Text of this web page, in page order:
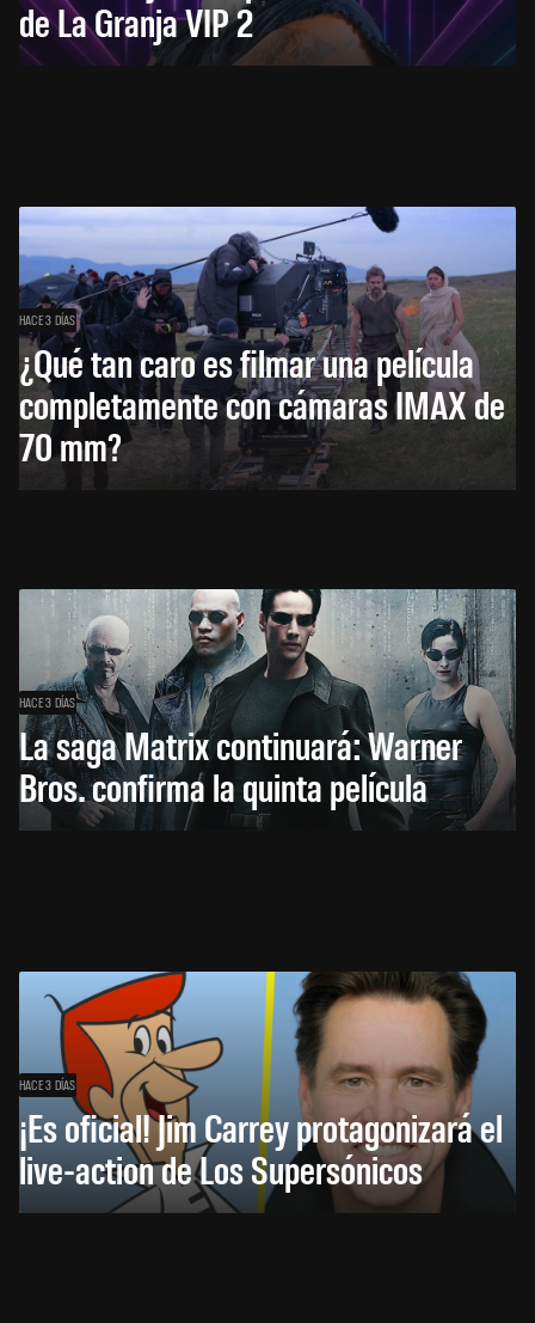
de La Granja VIP 2
HACE 3 DÍAS
¿Qué tan caro es filmar una película
completamente con cámaras IMAX de
70 mm?
HACE 3 DÍAS
La saga Matrix continuará: Warner
Bros. confirma la quinta película
HACE 3 DÍAS
¡Es oficial! Jim Carrey protagonizará el
live-action de Los Supersónicos